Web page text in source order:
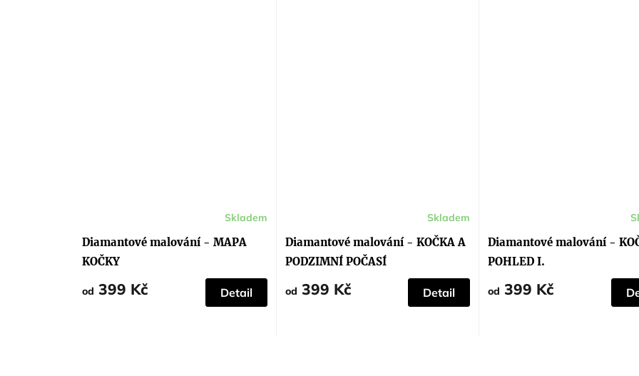
Diamantové malování - MAPA
KOČKY
Skladem
od 399 Kč Detail
Diamantové malování - KOČKA A
PODZIMNÍ POČASÍ
Skladem
od 399 Kč Detail
Diamantové malování -
POHLED I.
od 399 Kč